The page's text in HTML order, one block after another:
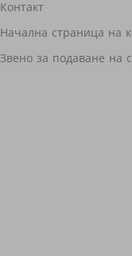
Контакт
Начална страница на
Звено за подаване на